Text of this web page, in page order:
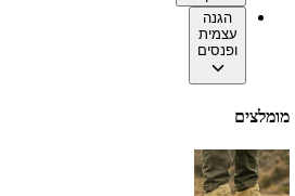
הגנה
עצמית
ופנסים
מומלצים